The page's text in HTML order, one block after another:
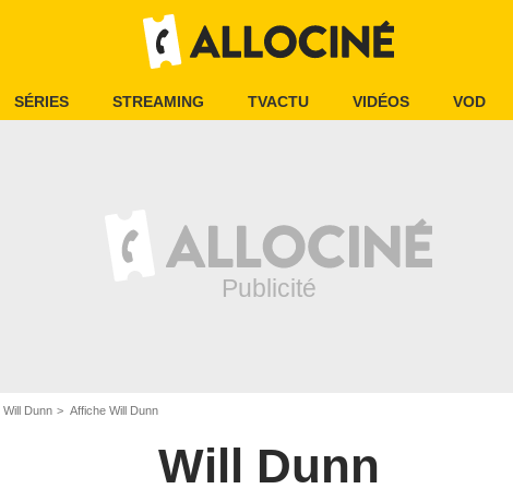
SÉRIES STREAMING TVACTU VIDÉOS VOD
Will Dunn Affiche Will Dunn
Will Dunn